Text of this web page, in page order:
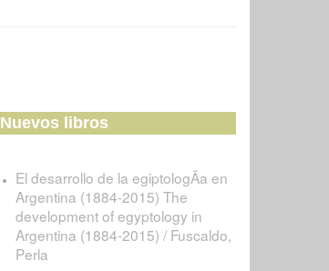
Nuevos libros
El desarrollo de la egiptologÃ­a en
Argentina (1884-2015) The
development of egyptology in
Argentina (1884-2015) / Fuscaldo,
Perla